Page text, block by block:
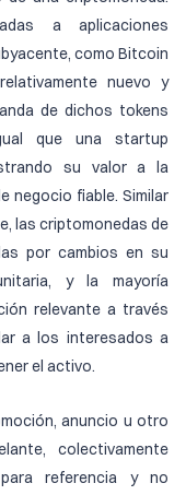
a aplicaciones
como Bitcoin
nuevo y
de dichos tokens
que una startup
su valor a la
negocio fiable. Similar
las criptomonedas de
por cambios en su
y la mayoría
relevante a través
a los interesados a
el activo.
anuncio u otro
colectivamente
referencia y no